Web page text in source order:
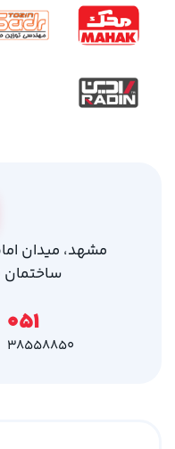
ساختمان
051
38558850